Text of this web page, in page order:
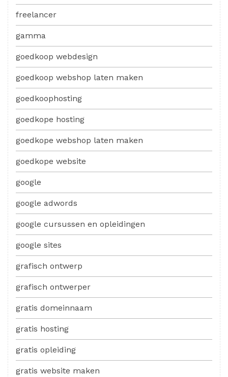
freelancer
gamma
goedkoop webdesign
goedkoop webshop laten maken
goedkoophosting
goedkope hosting
goedkope webshop laten maken
goedkope website
google
google adwords
google cursussen en opleidingen
google sites
grafisch ontwerp
grafisch ontwerper
gratis domeinnaam
gratis hosting
gratis opleiding
gratis website maken